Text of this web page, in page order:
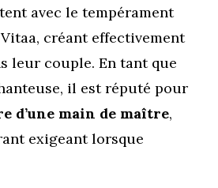
avec le tempérament
créant effectivement
leur couple. En tant que
il est réputé pour
d’une main de maître,
exigeant lorsque